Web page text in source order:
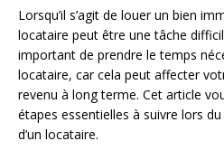
Lorsqu’il s’agit de louer un bien
locataire peut être une tâche
important de prendre le temps
locataire, car cela peut affecter
revenu à long terme. Cet article
étapes essentielles à suivre lors
d’un locataire.